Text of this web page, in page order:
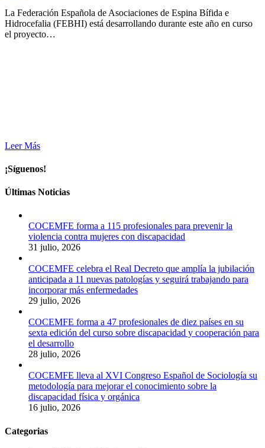
La Federación Española de Asociaciones de Espina Bífida e
Hidrocefalia (FEBHI) está desarrollando durante este año en curso
el proyecto…
Leer Más
¡Síguenos!
Últimas Noticias
COCEMFE forma a 115 profesionales para prevenir la
violencia contra mujeres con discapacidad
31 julio, 2026
COCEMFE celebra el Real Decreto que amplía la jubilación
anticipada a 11 nuevas patologías y seguirá trabajando para
incorporar más enfermedades
29 julio, 2026
COCEMFE forma a 47 profesionales de diez países en su
sexta edición del curso sobre discapacidad y cooperación para
el desarrollo
28 julio, 2026
COCEMFE lleva al XVI Congreso Español de Sociología su
metodología para mejorar el conocimiento sobre la
discapacidad física y orgánica
16 julio, 2026
Categorias